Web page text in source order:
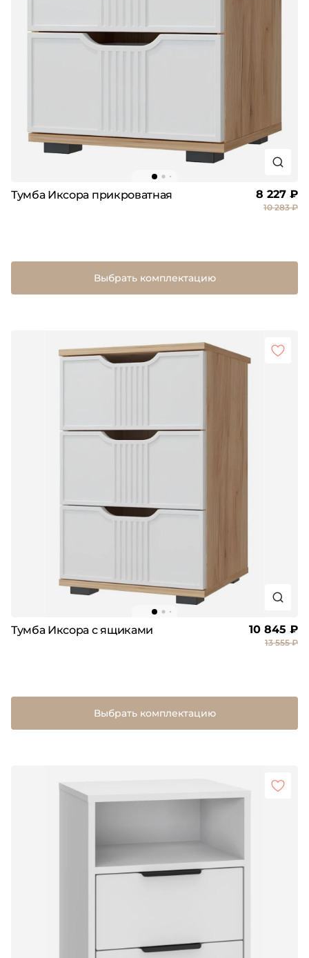
Тумба Иксора прикроватная 8 227 ₽
10 283 ₽
Выбрать комплектацию
Тумба Иксора с ящиками 10 845 ₽
13 555 ₽
Выбрать комплектацию